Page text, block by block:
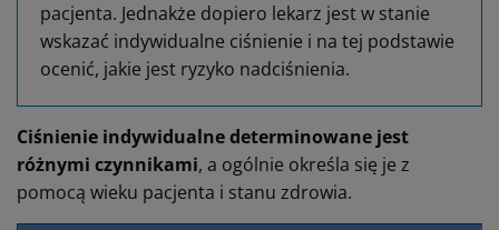
pacjenta. Jednakże dopiero lekarz jest w stanie
wskazać indywidualne ciśnienie i na tej podstawie
ocenić, jakie jest ryzyko nadciśnienia.
Ciśnienie indywidualne determinowane jest
różnymi czynnikami, a ogólnie określa się je z
pomocą wieku pacjenta i stanu zdrowia.